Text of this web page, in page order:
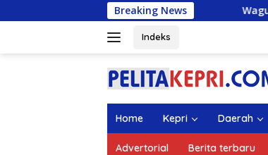
ke
Breaking NewsWagub Nanyang
Indeks
Home Kepri Daerah
Advertorial Berita terbaru